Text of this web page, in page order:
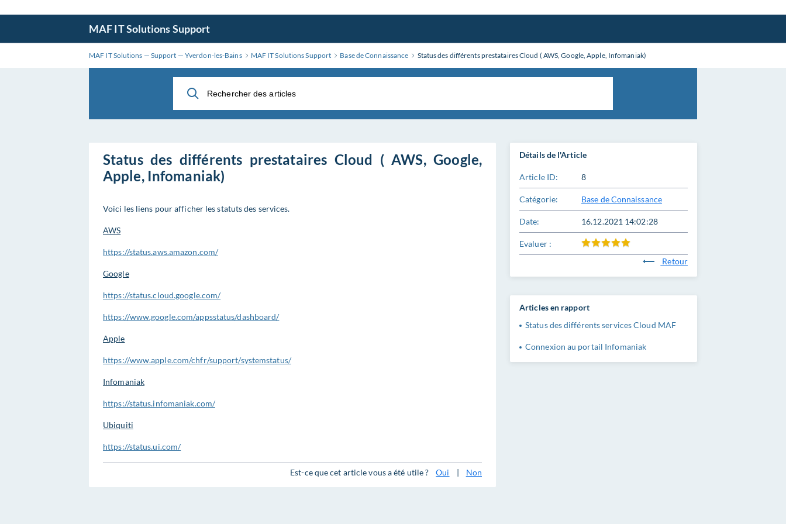
MAF IT Solutions Support
MAF IT Solutions — Support — Yverdon-les-Bains MAF IT Solutions Support Base de Connaissance Status des différents prestataires Cloud ( AWS, Google, Apple, Infomaniak)
Status des différents prestataires Cloud ( AWS, Google,
Apple, Infomaniak)
Voici les liens pour afficher les statuts des services.
AWS
https://status.aws.amazon.com/
Google
https://status.cloud.google.com/
https://www.google.com/appsstatus/dashboard/
Apple
https://www.apple.com/chfr/support/systemstatus/
Infomaniak
https://status.infomaniak.com/
Ubiquiti
https://status.ui.com/
Est-ce que cet article vous a été utile ? Oui | Non
Détails de l'Article
Article ID: 8
Catégorie: Base de Connaissance
Date: 16.12.2021 14:02:28
Evaluer :
Retour
Articles en rapport
Status des différents services Cloud MAF
Connexion au portail Infomaniak